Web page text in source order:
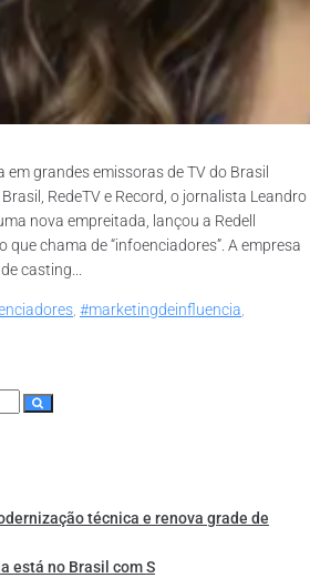
em grandes emissoras de TV do Brasil
RedeTV e Record, o jornalista Leandro
nova empreitada, lançou a Redell
chama de “infoenciadores”. A empresa
casting...
, #marketingdeinfluencia,
técnica e renova grade de
está no Brasil com S